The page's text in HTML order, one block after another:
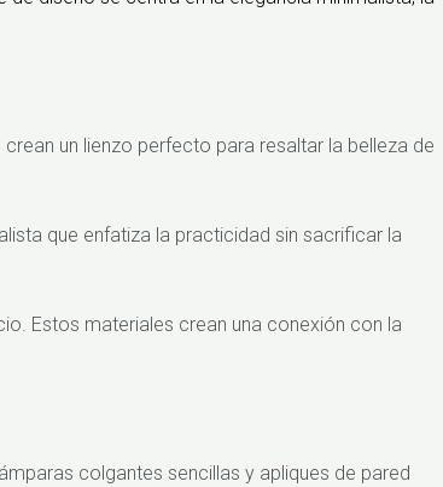
un lienzo perfecto para resaltar la belleza de
que enfatiza la practicidad sin sacrificar la
Estos materiales crean una conexión con la
colgantes sencillas y apliques de pared